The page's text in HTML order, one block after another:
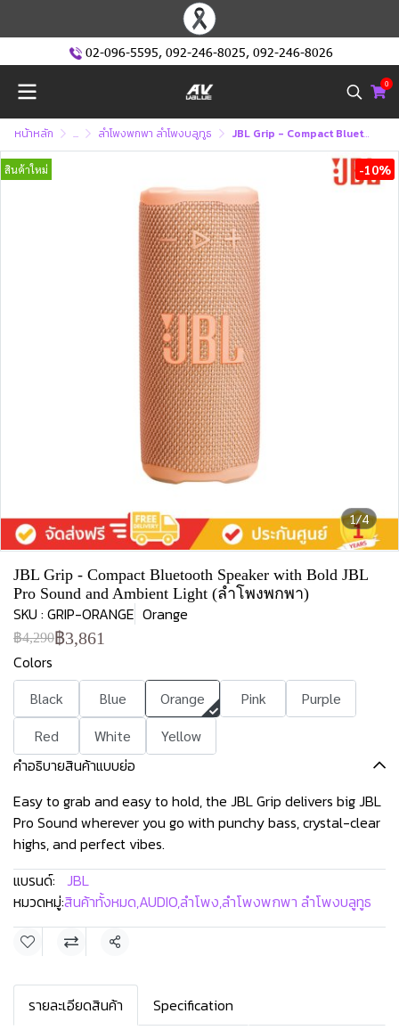
02-096-5595, 092-246-8025, 092-246-8026
0
หน้าหลัก ... ลำโพงพกพา ลำโพงบลูทูธ JBL Grip - Compact Bluetooth Speaker with Bold JBL Pro Sound and Ambient Light (ลำโพงพกพา)
1/4
สินค้าใหม่ -10%
JBL Grip - Compact Bluetooth Speaker with Bold JBL
Pro Sound and Ambient Light (ลำโพงพกพา)
SKU : GRIP-ORANGE Orange
฿4,290฿3,861
Colors
Black Blue Orange Pink
Purple
Red
White Yellow
คำอธิบายสินค้าแบบย่อ
Easy to grab and easy to hold, the JBL Grip delivers big JBL
Pro Sound wherever you go with punchy bass, crystal-clear
highs, and perfect vibes.
แบรนด์: JBL
หมวดหมู่:สินค้าทั้งหมด,AUDIO,ลำโพง,ลำโพงพกพา ลำโพงบลูทูธ
แชร์
รายละเอียดสินค้า Specification